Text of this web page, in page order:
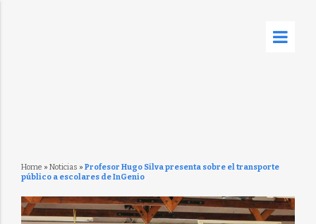
Home » Noticias » Profesor Hugo Silva presenta sobre el transporte
público a escolares de InGenio